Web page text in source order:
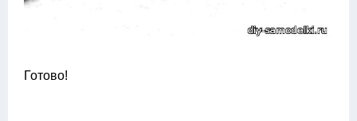
Готово!